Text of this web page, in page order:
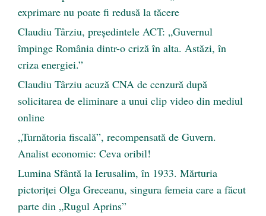
exprimare nu poate fi redusă la tăcere
Claudiu Târziu, președintele ACT: „Guvernul
împinge România dintr-o criză în alta. Astăzi, în
criza energiei.”
Claudiu Târziu acuză CNA de cenzură după
solicitarea de eliminare a unui clip video din mediul
online
„Turnătoria fiscală”, recompensată de Guvern.
Analist economic: Ceva oribil!
Lumina Sfântă la Ierusalim, în 1933. Mărturia
pictoriței Olga Greceanu, singura femeia care a făcut
parte din „Rugul Aprins”